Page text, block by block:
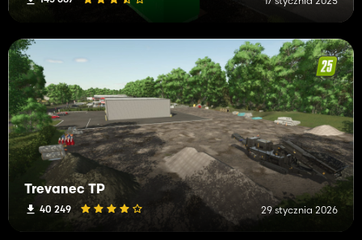
Trevanec TP
40 249 29 stycznia 2026